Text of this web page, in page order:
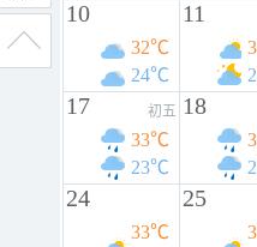
10
32℃
24℃
11
17 初五
33℃
23℃
18
24
33℃
25